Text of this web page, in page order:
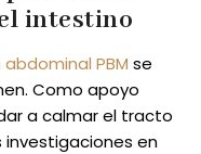
intestino
PBM se
Como apoyo
a calmar el tracto
investigaciones en